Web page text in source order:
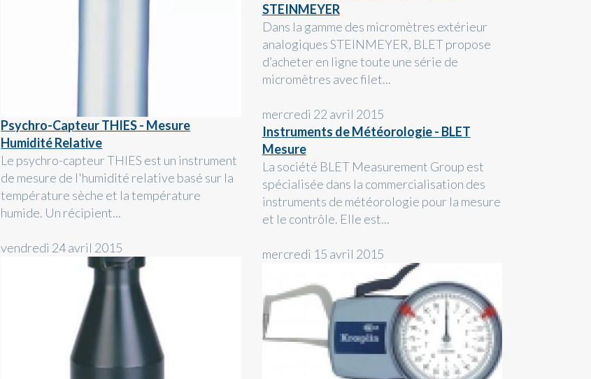
Psychro-Capteur THIES - Mesure
Humidité Relative
Le psychro-capteur THIES est un instrument
de mesure de l'humidité relative basé sur la
température sèche et la température
humide. Un récipient...
vendredi 24 avril 2015
STEINMEYER
Dans la gamme des micromètres extérieur
analogiques STEINMEYER, BLET propose
d’acheter en ligne toute une série de
micromètres avec filet...
mercredi 22 avril 2015
Instruments de Météorologie - BLET
Mesure
La société BLET Measurement Group est
spécialisée dans la commercialisation des
instruments de météorologie pour la mesure
et le contrôle. Elle est...
mercredi 15 avril 2015